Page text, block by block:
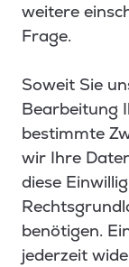
weitere
Frage.
Soweit Sie
Bearbeitung
bestimmte
wir Ihre
diese
benötigen.
jederzeit